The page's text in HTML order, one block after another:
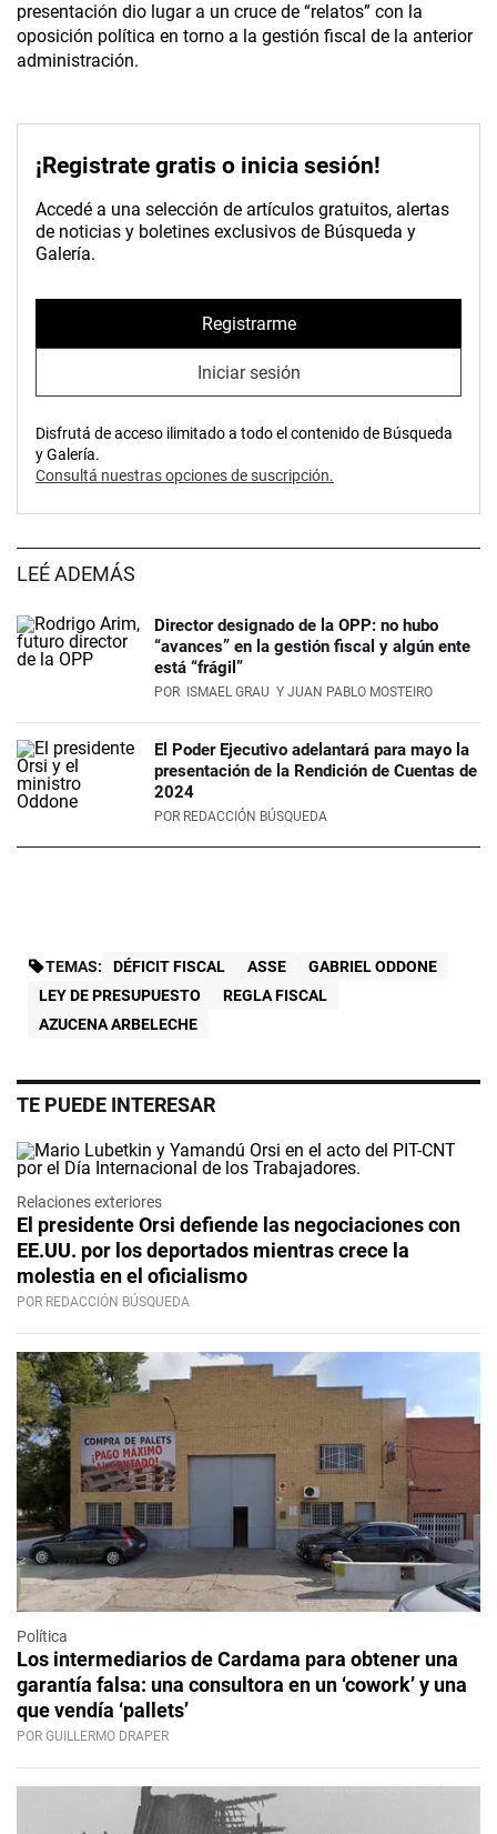
presentación dio lugar a un cruce de “relatos” con la
oposición política en torno a la gestión fiscal de la anterior
administración.
¡Registrate gratis o inicia sesión!
Accedé a una selección de artículos gratuitos, alertas
de noticias y boletines exclusivos de Búsqueda y
Galería.
Registrarme
Iniciar sesión
Disfrutá de acceso ilimitado a todo el contenido de Búsqueda
y Galería.
Consultá nuestras opciones de suscripción.
LEÉ ADEMÁS
Director designado de la OPP: no hubo
“avances” en la gestión fiscal y algún ente
está “frágil”
POR ISMAEL GRAU Y JUAN PABLO MOSTEIRO
El Poder Ejecutivo adelantará para mayo la
presentación de la Rendición de Cuentas de
2024
POR REDACCIÓN BÚSQUEDA
TEMAS: DÉFICIT FISCAL ASSE
GABRIEL ODDONE
LEY DE PRESUPUESTO
REGLA FISCAL
AZUCENA ARBELECHE
TE PUEDE INTERESAR
Relaciones exteriores
El presidente Orsi defiende las negociaciones con
EE.UU. por los deportados mientras crece la
molestia en el oficialismo
POR REDACCIÓN BÚSQUEDA
Política
Los intermediarios de Cardama para obtener una
garantía falsa: una consultora en un ‘cowork’ y una
que vendía ‘pallets’
POR GUILLERMO DRAPER